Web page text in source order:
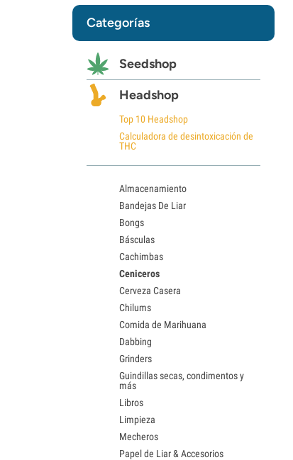
Categorías
Seedshop
Headshop
Top 10 Headshop
Calculadora de desintoxicación de
THC
Almacenamiento
Bandejas De Liar
Bongs
Básculas
Cachimbas
Ceniceros
Cerveza Casera
Chilums
Comida de Marihuana
Dabbing
Grinders
Guindillas secas, condimentos y
más
Libros
Limpieza
Mecheros
Papel de Liar & Accesorios